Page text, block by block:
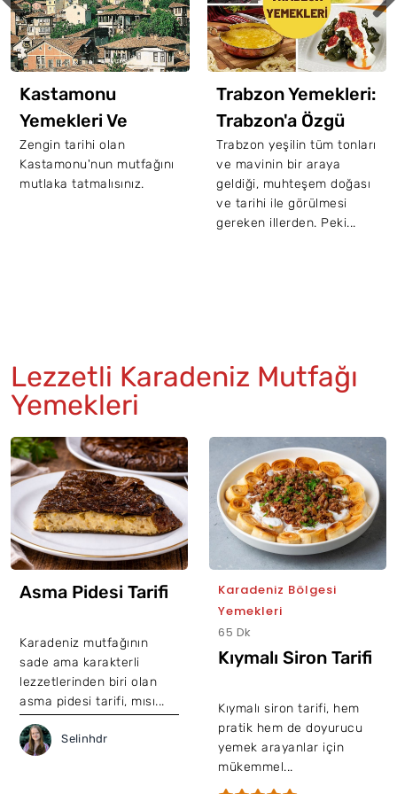
Kastamonu
Yemekleri Ve
Kastamonu'nun
Tarihi
Zengin tarihi olan
Kastamonu'nun mutfağını
mutlaka tatmalısınız.
Trabzon Yemekleri:
Trabzon'a Özgü
Mutlaka
Denemeniz
Gereken 15
Trabzon Yemeği
Trabzon yeşilin tüm tonları
ve mavinin bir araya
geldiği, muhteşem doğası
ve tarihi ile görülmesi
gereken illerden. Peki...
Lezzetli Karadeniz Mutfağı
Yemekleri
Asma Pidesi Tarifi
Karadeniz mutfağının
sade ama karakterli
lezzetlerinden biri olan
asma pidesi tarifi, mısı...
Selinhdr
Karadeniz Bölgesi
Yemekleri
65 Dk
Kıymalı Siron Tarifi
Kıymalı siron tarifi, hem
pratik hem de doyurucu
yemek arayanlar için
mükemmel...